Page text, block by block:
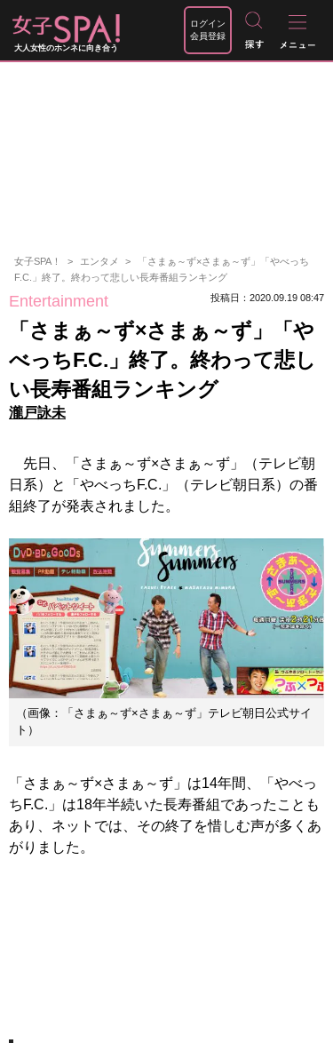
大人女性のホンネに向き合う
ログイン
会員登録
女子SPA！ エンタメ
「さまぁ～ず×さまぁ～ず」「やべっち
F.C.」終了。終わって悲しい長寿番組ランキング
Entertainment 投稿日：2020.09.19 08:47
「さまぁ～ず×さまぁ～ず」「や
べっちF.C.」終了。終わって悲し
い長寿番組ランキング
瀧戸詠未
先日、「さまぁ～ず×さまぁ～ず」（テレビ朝
日系）と「やべっちF.C.」（テレビ朝日系）の番
組終了が発表されました。
（画像：「さまぁ～ず×さまぁ～ず」テレビ朝日公式サイ
ト）
「さまぁ～ず×さまぁ～ず」は14年間、「やべっ
ちF.C.」は18年半続いた長寿番組であったことも
あり、ネットでは、その終了を惜しむ声が多くあ
がりました。